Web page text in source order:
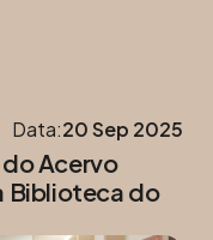
Data:20 Sep 2025
Acervo
Biblioteca do